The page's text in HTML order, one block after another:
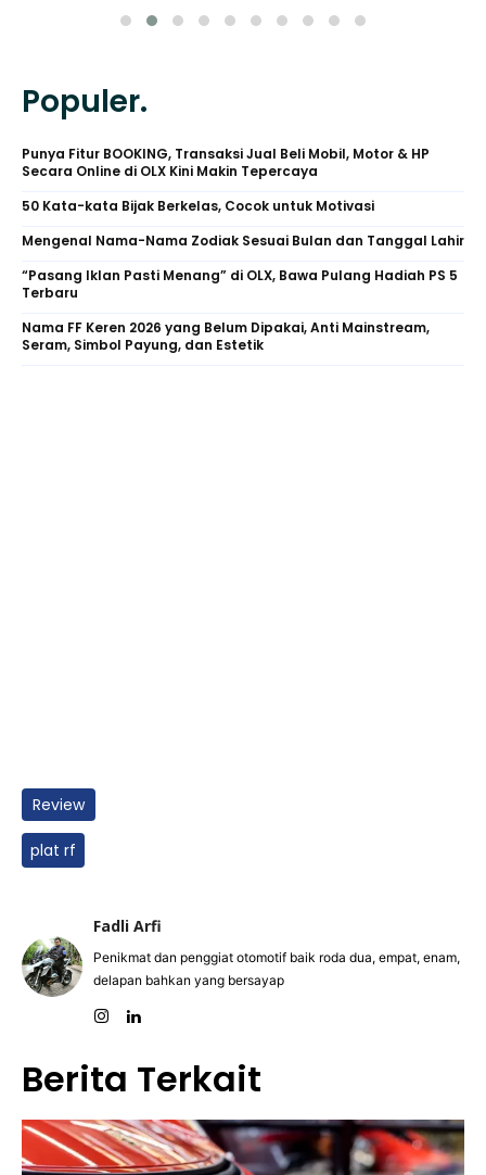
Populer.
Punya Fitur BOOKING, Transaksi Jual Beli Mobil, Motor & HP
Secara Online di OLX Kini Makin Tepercaya
50 Kata-kata Bijak Berkelas, Cocok untuk Motivasi
Mengenal Nama-Nama Zodiak Sesuai Bulan dan Tanggal Lahir
“Pasang Iklan Pasti Menang” di OLX, Bawa Pulang Hadiah PS 5
Terbaru
Nama FF Keren 2026 yang Belum Dipakai, Anti Mainstream,
Seram, Simbol Payung, dan Estetik
Review
plat rf
Fadli Arfi
Penikmat dan penggiat otomotif baik roda dua, empat, enam,
delapan bahkan yang bersayap
Berita Terkait